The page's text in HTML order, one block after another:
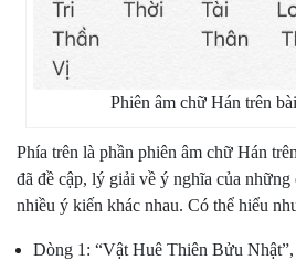
Phiên âm chữ Hán trên
Phía trên là phần phiên âm chữ Hán
đã đề cập, lý giải về ý nghĩa của
nhiều ý kiến khác nhau. Có thể hiểu
Dòng 1: “Vật Huê Thiên Bửu